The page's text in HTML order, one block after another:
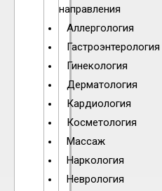
направления
Аллергология
Гастроэнтерология
Гинекология
Дерматология
Кардиология
Косметология
Массаж
Наркология
Неврология